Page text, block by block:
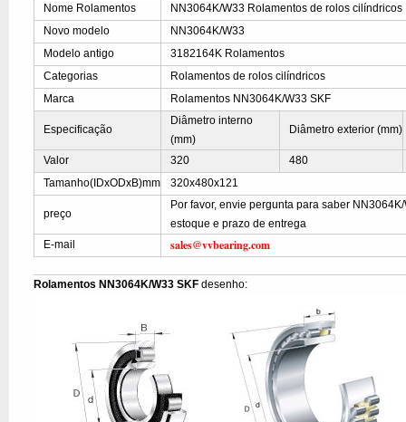
Nome Rolamentos
NN3064K/W33 Rolamentos de rolos cilíndricos
Novo modelo
NN3064K/W33
Modelo antigo
3182164K Rolamentos
Categorias
Rolamentos de rolos cilíndricos
Marca
Rolamentos NN3064K/W33 SKF
Especificação
Diâmetro interno
(mm)
Diâmetro exterior (mm)
Valor 320
480
Tamanho(IDxODxB)mm
320x480x121
preço
Por favor, envie pergunta para saber
estoque e prazo de entrega
E-mail
sales@vvbearing.com
Rolamentos NN3064K/W33 SKF desenho: